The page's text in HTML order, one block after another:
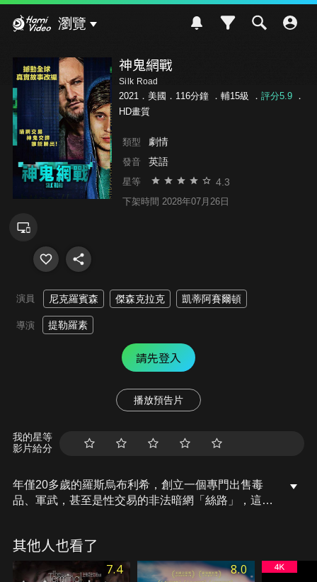
瀏覽
神鬼網戰
Silk Road
2021．美國．116分鐘 ． 輔15級 ． 評分5.9．
HD畫質
類型 劇情
發音 英語
星等 4.3
下架時間 2028年07月26日
演員 尼克羅賓森 傑森克拉克 凱蒂阿賽爾頓
導演 提勒羅素
請先登入
播放預告片
我的星等
影片給分
年僅20多歲的羅斯烏布利希，創立一個專門出售毒
品、軍武，甚至是性交易的非法暗網「絲路」，這也
克，該如何透過老派的查案方式，來摧毀這個價值10
億美元的新型態虛擬犯罪帝國呢？
其他人也看了
7.4 8.0